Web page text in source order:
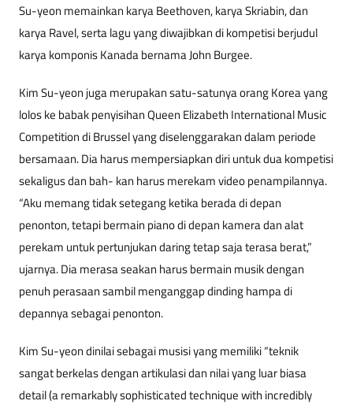
Su-yeon memainkan karya Beethoven,karya Skriabin, dan
karya Ravel, serta lagu yang diwajibkan di kompetisi berjudul
karya komponis Kanada bernama John Burgee.
Kim Su-yeon juga merupakan satu-satunya orang Korea yang
lolos ke babak penyisihan Queen Elizabeth International Music
Competition di Brussel yang diselenggarakan dalam periode
bersamaan. Dia harus mempersiapkan diri untuk dua kompetisi
sekaligus dan bah- kan harus merekam video penampilannya.
“Aku memang tidak setegang ketika berada di depan
penonton, tetapi bermain piano di depan kamera dan alat
perekam untuk pertunjukan daring tetap saja terasa berat,”
ujarnya. Dia merasa seakan harus bermain musik dengan
penuh perasaan sambil menganggap dinding hampa di
depannya sebagai penonton.
Kim Su-yeon dinilai sebagai musisi yang memiliki “teknik
sangat berkelas dengan artikulasi dan nilai yang luar biasa
detail (a remarkably sophisticated technique with incredibly